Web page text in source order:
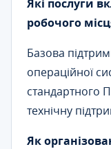
Які послуги
робочого
Базова
операційної
стандартного
технічну
Як